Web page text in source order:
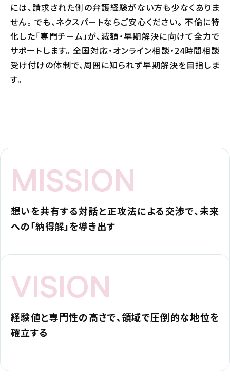
には、請求された側の弁護経験がない方も少なくありま
せん。 でも、ネクスパートならご安心ください。 不倫に特
化した「専門チーム」が、減額・早期解決に向けて全力で
サポートします。 全国対応・オンライン相談・24時間相談
受け付けの体制で、周囲に知られず早期解決を目指しま
す。
MISSION
想いを共有する対話と正攻法による交渉で、未来
への「納得解」を導き出す
VISION
経験値と専門性の高さで、領域で圧倒的な地位を
確立する